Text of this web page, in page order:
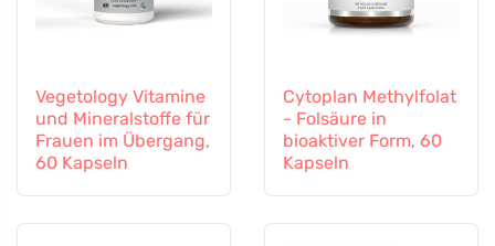
Vegetology Vitamine
und Mineralstoffe für
Frauen im Übergang,
60 Kapseln
Cytoplan Methylfolat
- Folsäure in
bioaktiver Form, 60
Kapseln